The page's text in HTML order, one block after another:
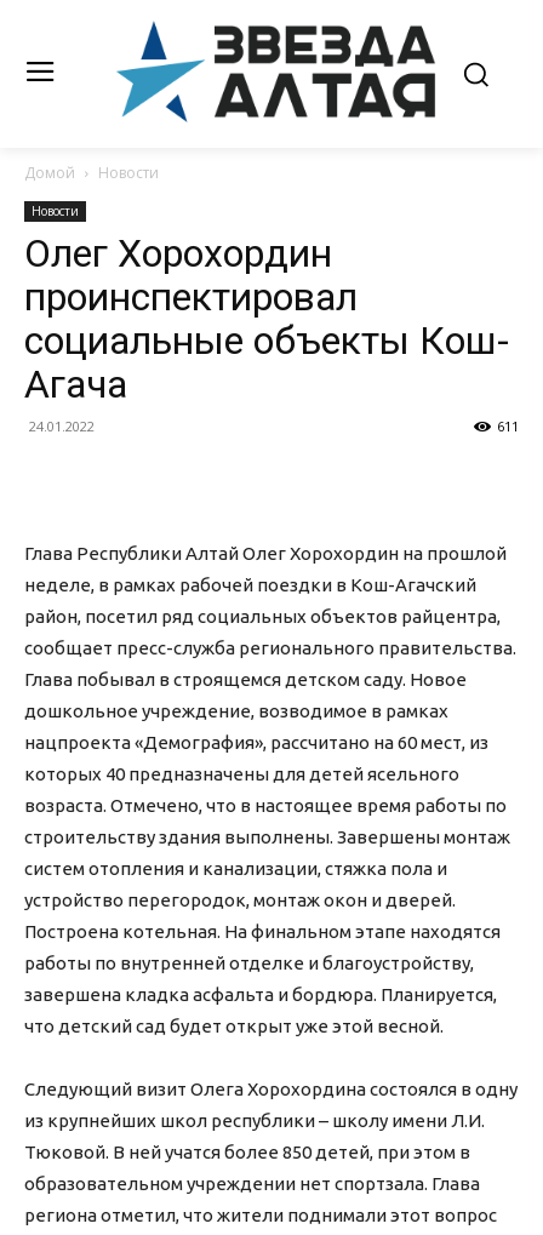
Домой Новости
Новости
Олег Хорохордин
проинспектировал
социальные объекты Кош-
Агача
24.01.2022 611
Глава Республики Алтай Олег Хорохордин на прошлой
неделе, в рамках рабочей поездки в Кош-Агачский
район, посетил ряд социальных объектов райцентра,
сообщает пресс-служба регионального правительства.
Глава побывал в строящемся детском саду. Новое
дошкольное учреждение, возводимое в рамках
нацпроекта «Демография», рассчитано на 60 мест, из
которых 40 предназначены для детей ясельного
возраста. Отмечено, что в настоящее время работы по
строительству здания выполнены. Завершены монтаж
систем отопления и канализации, стяжка пола и
устройство перегородок, монтаж окон и дверей.
Построена котельная. На финальном этапе находятся
работы по внутренней отделке и благоустройству,
завершена кладка асфальта и бордюра. Планируется,
что детский сад будет открыт уже этой весной.
Следующий визит Олега Хорохордина состоялся в одну
из крупнейших школ республики – школу имени Л.И.
Тюковой. В ней учатся более 850 детей, при этом в
образовательном учреждении нет спортзала. Глава
региона отметил, что жители поднимали этот вопрос